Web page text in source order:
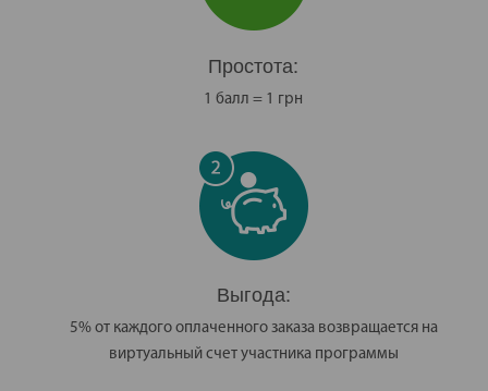
Простота:
1 балл = 1 грн
Выгода:
5% от каждого оплаченного заказа возвращается на
виртуальный счет участника программы